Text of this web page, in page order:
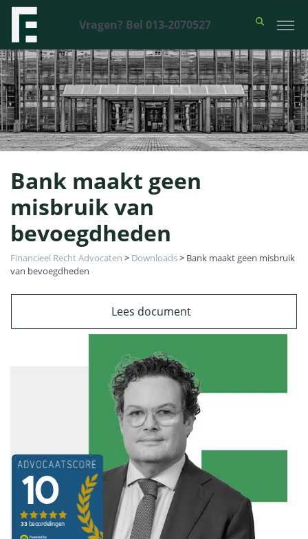
Vragen? Bel 013-2070527
Bank maakt geen
misbruik van
bevoegdheden
Financieel Recht Advocaten > Downloads> Bank maakt geen misbruik
van bevoegdheden
Lees document